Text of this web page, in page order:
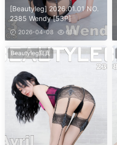
[Beautyleg] 2026.01.01 NO.
2385 Wendy [53P]
2026-04-08 638
Beautyleg寫真